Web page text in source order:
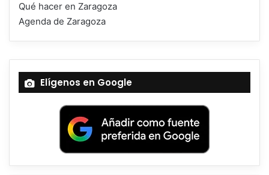
Qué hacer en Zaragoza
Agenda de Zaragoza
Elígenos en Google